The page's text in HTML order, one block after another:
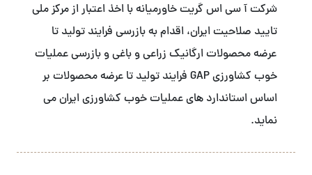
شرکت آ سی اس گریت خاورمیانه با اخذ اعتبار از مرکز ملی
تایید صلاحیت ایران، اقدام به بازرسی فرایند تولید تا
عرضه محصولات ارگانیک زراعی و باغی و بازرسی عملیات
خوب کشاورزی GAP فرایند تولید تا عرضه محصولات بر
اساس استاندارد های عملیات خوب کشاورزی ایران می
نماید.